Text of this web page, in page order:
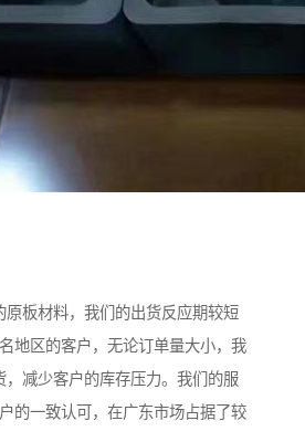
原板材料，我们的出货反应期较短
地区的客户，无论订单量大小，我
，减少客户的库存压力。我们的服
的一致认可，在广东市场占据了较